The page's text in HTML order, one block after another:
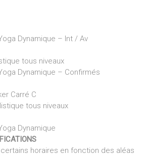
Dynamique – Int / Av
tous niveaux
Dynamique – Confirmés
Carré C
tous niveaux
Dynamique
horaires en fonction des aléas